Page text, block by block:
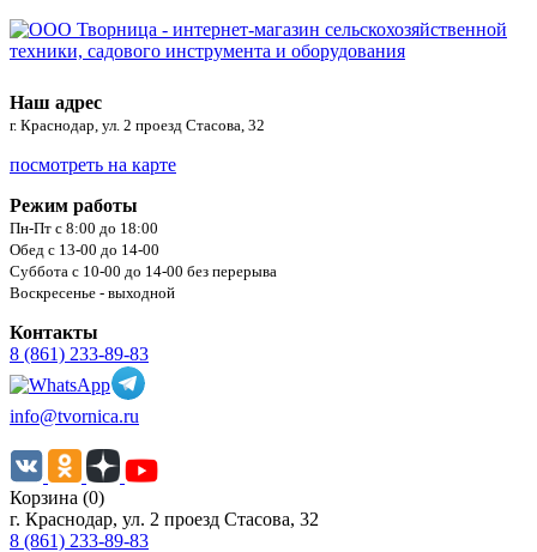
Наш адрес
г. Краснодар, ул. 2 проезд Стасова, 32
посмотреть на карте
Режим работы
Пн-Пт с 8:00 до 18:00
Обед с 13-00 до 14-00
Суббота с 10-00 до 14-00 без перерыва
Воскресенье - выходной
Контакты
8 (861) 233-89-83
info@tvornica.ru
Корзина (0)
г. Краснодар, ул. 2 проезд Стасова, 32
8 (861) 233-89-83